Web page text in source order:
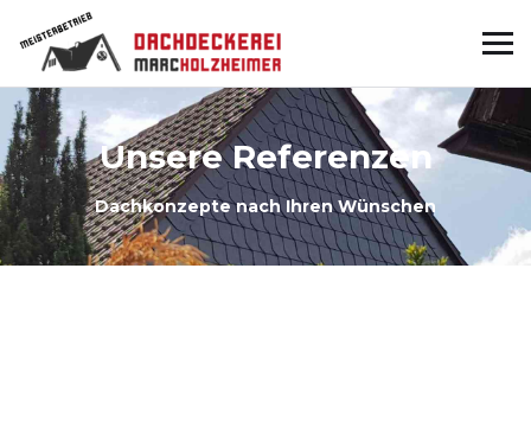
Unsere Referenzen
Dachkonzepte nach Ihren Wünschen